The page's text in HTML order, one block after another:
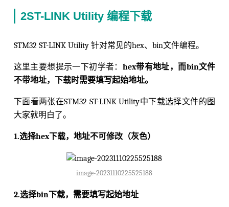
2ST-LINK Utility 编程下载
STM32 ST-LINK Utility 针对常见的hex、bin文件编程。
这里主要想提示一下初学者： hex带有地址，而bin文件
不带地址，下载时需要填写起始地址。
下面看两张在STM32 ST-LINK Utility中下载选择文件的图
大家就明白了。
1.选择hex下载，地址不可修改（灰色）
image-20231110225525188
2.选择bin下载，需要填写起始地址